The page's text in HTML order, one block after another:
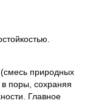
природных
в поры, сохраняя
Главное